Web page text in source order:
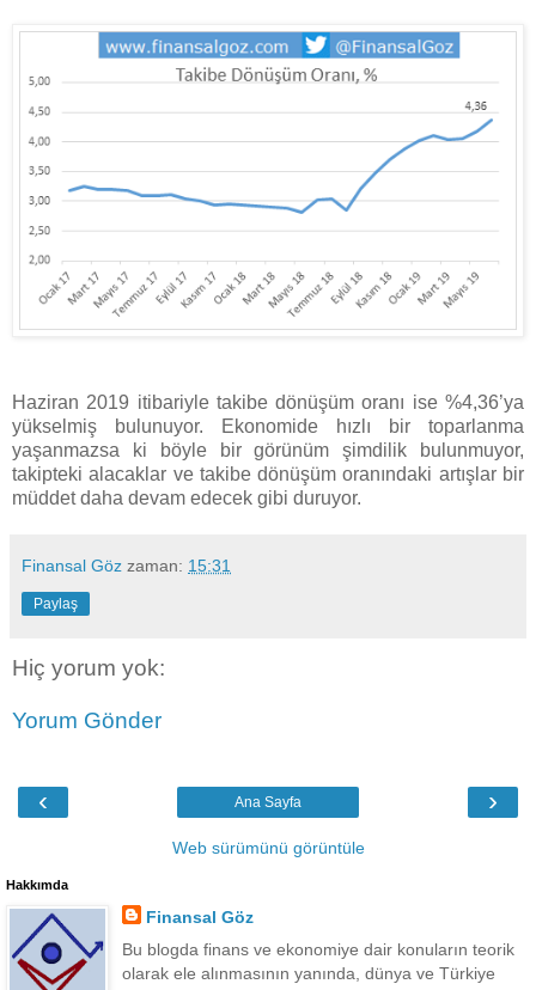
Haziran 2019 itibariyle takibe dönüşüm oranı ise %4,36’ya
yükselmiş bulunuyor. Ekonomide hızlı bir toparlanma
yaşanmazsa ki böyle bir görünüm şimdilik bulunmuyor,
takipteki alacaklar ve takibe dönüşüm oranındaki artışlar bir
müddet daha devam edecek gibi duruyor.
Finansal Göz zaman: 15:31
Paylaş
Hiç yorum yok:
Yorum Gönder
‹ ›
Ana Sayfa
Web sürümünü görüntüle
Hakkımda
Finansal Göz
Bu blogda finans ve ekonomiye dair konuların teorik
olarak ele alınmasının yanında, dünya ve Türkiye